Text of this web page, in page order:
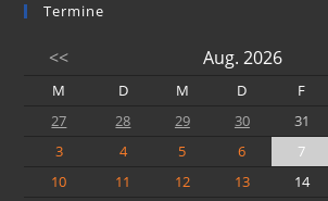
Termine
<< Aug. 2026
M D M D F
27
28 29 30 31
3
4 5 6 7
10
11 12 13 14